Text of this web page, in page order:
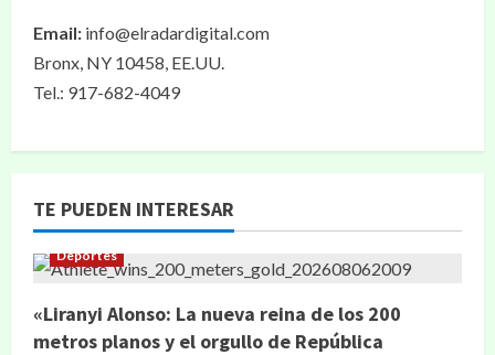
Email: info@elradardigital.com
Bronx, NY 10458, EE.UU.
Tel.: 917-682-4049
TE PUEDEN INTERESAR
Deportes
«Liranyi Alonso: La nueva reina de los 200
metros planos y el orgullo de República